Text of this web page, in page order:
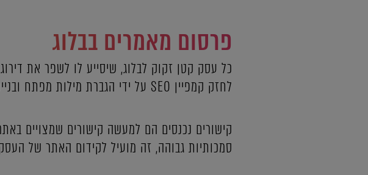
פרסום מאמרים בבלוג
כל עסק קטן זקוק לבלוג, שיסייע לו לשפר את
לחזק קמפיין SEO על ידי הגברת מילות מפתח ובניית קישורים נכנסים.
קישורים נכנסים הם למעשה קישורים שמצויים
סמכותיות גבוהה, זה מועיל לקידום האתר של